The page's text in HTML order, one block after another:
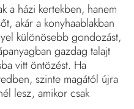
a házi kertekben, hanem
akár a konyhaablakban
különösebb gondozást,
gazdag talajt
vitt öntözést. Ha
szinte magától újra
lesz, amikor csak